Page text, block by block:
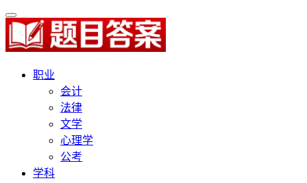
职业
会计
法律
文学
心理学
公考
学科